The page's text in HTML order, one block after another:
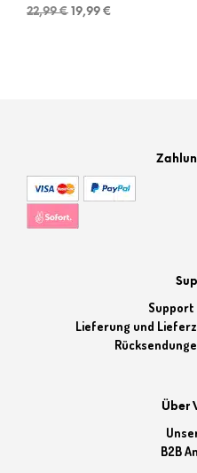
22,99€ Ursprünglicher
19,99 €
Lieferung und
Über
B2B